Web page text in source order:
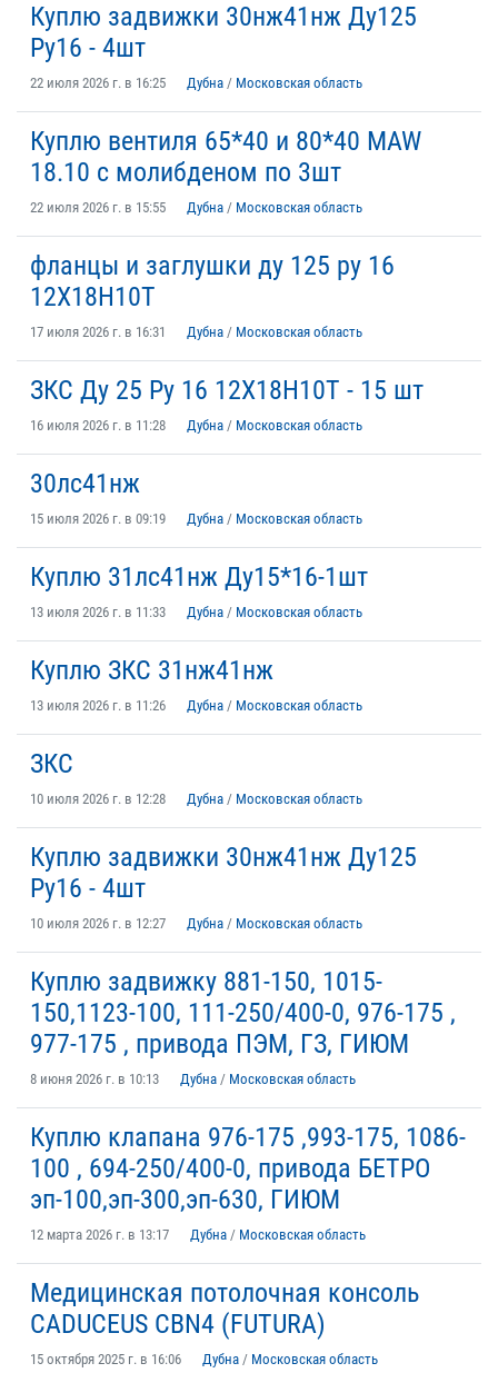
Куплю задвижки 30нж41нж Ду125
Ру16 - 4шт
22 июля 2026 г. в 16:25 Дубна / Московская область
Куплю вентиля 65*40 и 80*40 МAW
18.10 с молибденом по 3шт
22 июля 2026 г. в 15:55 Дубна / Московская область
фланцы и заглушки ду 125 ру 16
12Х18Н10Т
17 июля 2026 г. в 16:31 Дубна / Московская область
ЗКС Ду 25 Ру 16 12Х18Н10Т - 15 шт
16 июля 2026 г. в 11:28 Дубна / Московская область
30лс41нж
15 июля 2026 г. в 09:19 Дубна / Московская область
Куплю 31лс41нж Ду15*16-1шт
13 июля 2026 г. в 11:33 Дубна / Московская область
Куплю ЗКС 31нж41нж
13 июля 2026 г. в 11:26 Дубна / Московская область
ЗКС
10 июля 2026 г. в 12:28 Дубна / Московская область
Куплю задвижки 30нж41нж Ду125
Ру16 - 4шт
10 июля 2026 г. в 12:27 Дубна / Московская область
Куплю задвижку 881-150, 1015-
150,1123-100, 111-250/400-0, 976-175 ,
977-175 , привода ПЭМ, ГЗ, ГИЮМ
8 июня 2026 г. в 10:13 Дубна / Московская область
Куплю клапана 976-175 ,993-175, 1086-
100 , 694-250/400-0, привода БЕТРО
эп-100,эп-300,эп-630, ГИЮМ
12 марта 2026 г. в 13:17 Дубна / Московская область
Медицинская потолочная консоль
CADUCEUS CBN4 (FUTURA)
15 октября 2025 г. в 16:06 Дубна / Московская область